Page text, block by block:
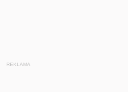
REKLAMA